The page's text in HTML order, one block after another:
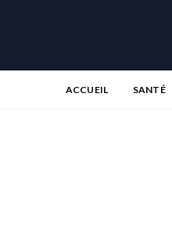
ACCUEIL SANTÉ